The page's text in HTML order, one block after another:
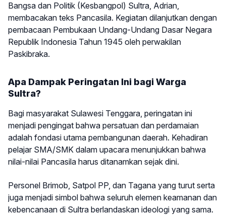
Bangsa dan Politik (Kesbangpol) Sultra, Adrian,
membacakan teks Pancasila. Kegiatan dilanjutkan dengan
pembacaan Pembukaan Undang-Undang Dasar Negara
Republik Indonesia Tahun 1945 oleh perwakilan
Paskibraka.
Apa Dampak Peringatan Ini bagi Warga
Sultra?
Bagi masyarakat Sulawesi Tenggara, peringatan ini
menjadi pengingat bahwa persatuan dan perdamaian
adalah fondasi utama pembangunan daerah. Kehadiran
pelajar SMA/SMK dalam upacara menunjukkan bahwa
nilai-nilai Pancasila harus ditanamkan sejak dini.
Personel Brimob, Satpol PP, dan Tagana yang turut serta
juga menjadi simbol bahwa seluruh elemen keamanan dan
kebencanaan di Sultra berlandaskan ideologi yang sama.